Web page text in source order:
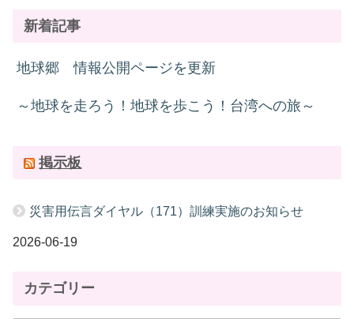
新着記事
地球郷 情報公開ページを更新
～地球を走ろう！地球を歩こう！台湾への旅～
掲示板
災害用伝言ダイヤル（171）訓練実施のお知らせ
2026-06-19
カテゴリー